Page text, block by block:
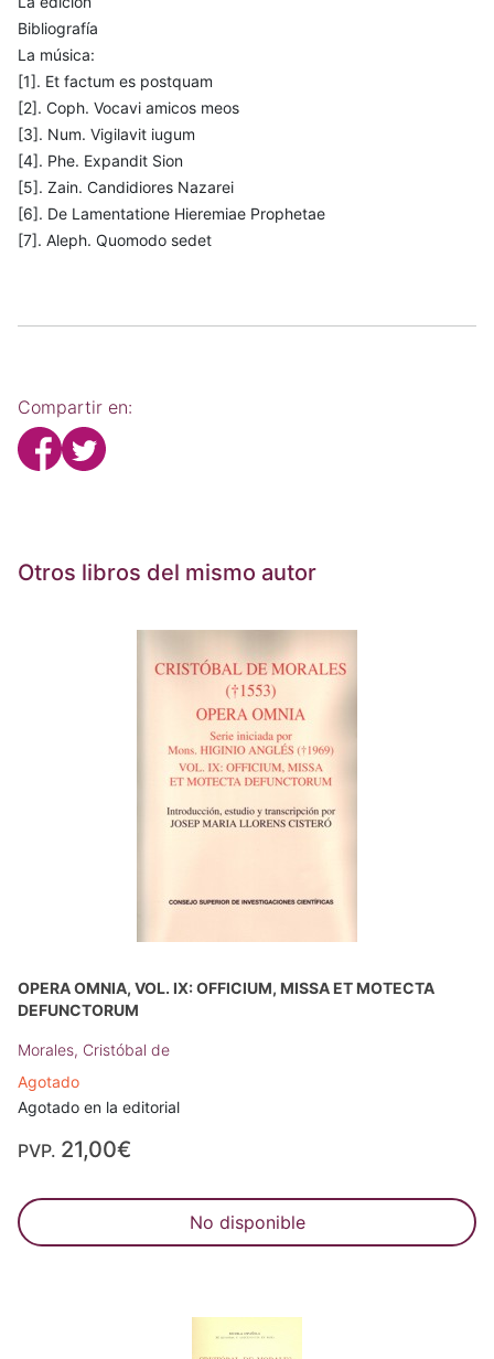
Bibliografía
La música:
[1]. Et factum es postquam
[2]. Coph. Vocavi amicos meos
[3]. Num. Vigilavit iugum
[4]. Phe. Expandit Sion
[5]. Zain. Candidiores Nazarei
[6]. De Lamentatione Hieremiae Prophetae
[7]. Aleph. Quomodo sedet
Compartir en:
Otros libros del mismo autor
OPERA OMNIA, VOL. IX: OFFICIUM, MISSA ET MOTECTA
DEFUNCTORUM
Morales, Cristóbal de
Agotado
Agotado en la editorial
PVP. 21,00€
No disponible